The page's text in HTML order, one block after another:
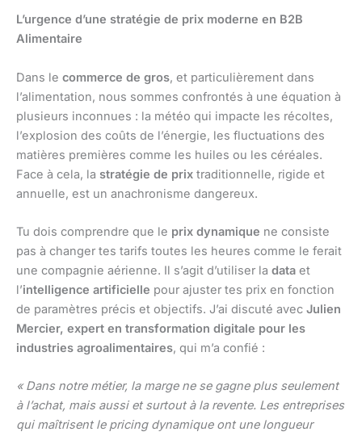
L’urgence d’une stratégie de prix moderne en B2B
Alimentaire
Dans le commerce de gros, et particulièrement dans
l’alimentation, nous sommes confrontés à une équation à
plusieurs inconnues : la météo qui impacte les récoltes,
l’explosion des coûts de l’énergie, les fluctuations des
matières premières comme les huiles ou les céréales.
Face à cela, la stratégie de prix traditionnelle, rigide et
annuelle, est un anachronisme dangereux.
Tu dois comprendre que le prix dynamique ne consiste
pas à changer tes tarifs toutes les heures comme le ferait
une compagnie aérienne. Il s’agit d’utiliser la data et
l’intelligence artificielle pour ajuster tes prix en fonction
de paramètres précis et objectifs. J’ai discuté avec Julien
Mercier, expert en transformation digitale pour les
industries agroalimentaires, qui m’a confié :
« Dans notre métier, la marge ne se gagne plus seulement
à l’achat, mais aussi et surtout à la revente. Les entreprises
qui maîtrisent le pricing dynamique ont une longueur